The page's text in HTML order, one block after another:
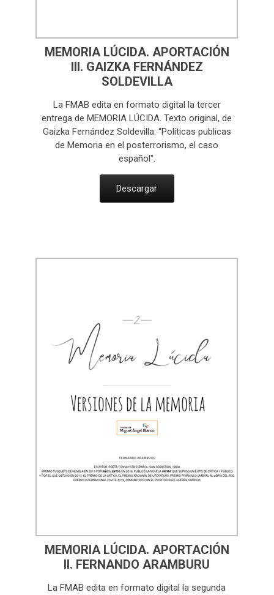
MEMORIA LÚCIDA. APORTACIÓN
III. GAIZKA FERNÁNDEZ
SOLDEVILLA
La FMAB edita en formato digital la tercer
entrega de MEMORIA LÚCIDA. Texto original, de
Gaizka Fernández Soldevilla: “Políticas publicas
de Memoria en el posterrorismo, el caso
español".
Descargar
MEMORIA LÚCIDA. APORTACIÓN
II. FERNANDO ARAMBURU
La FMAB edita en formato digital la segunda